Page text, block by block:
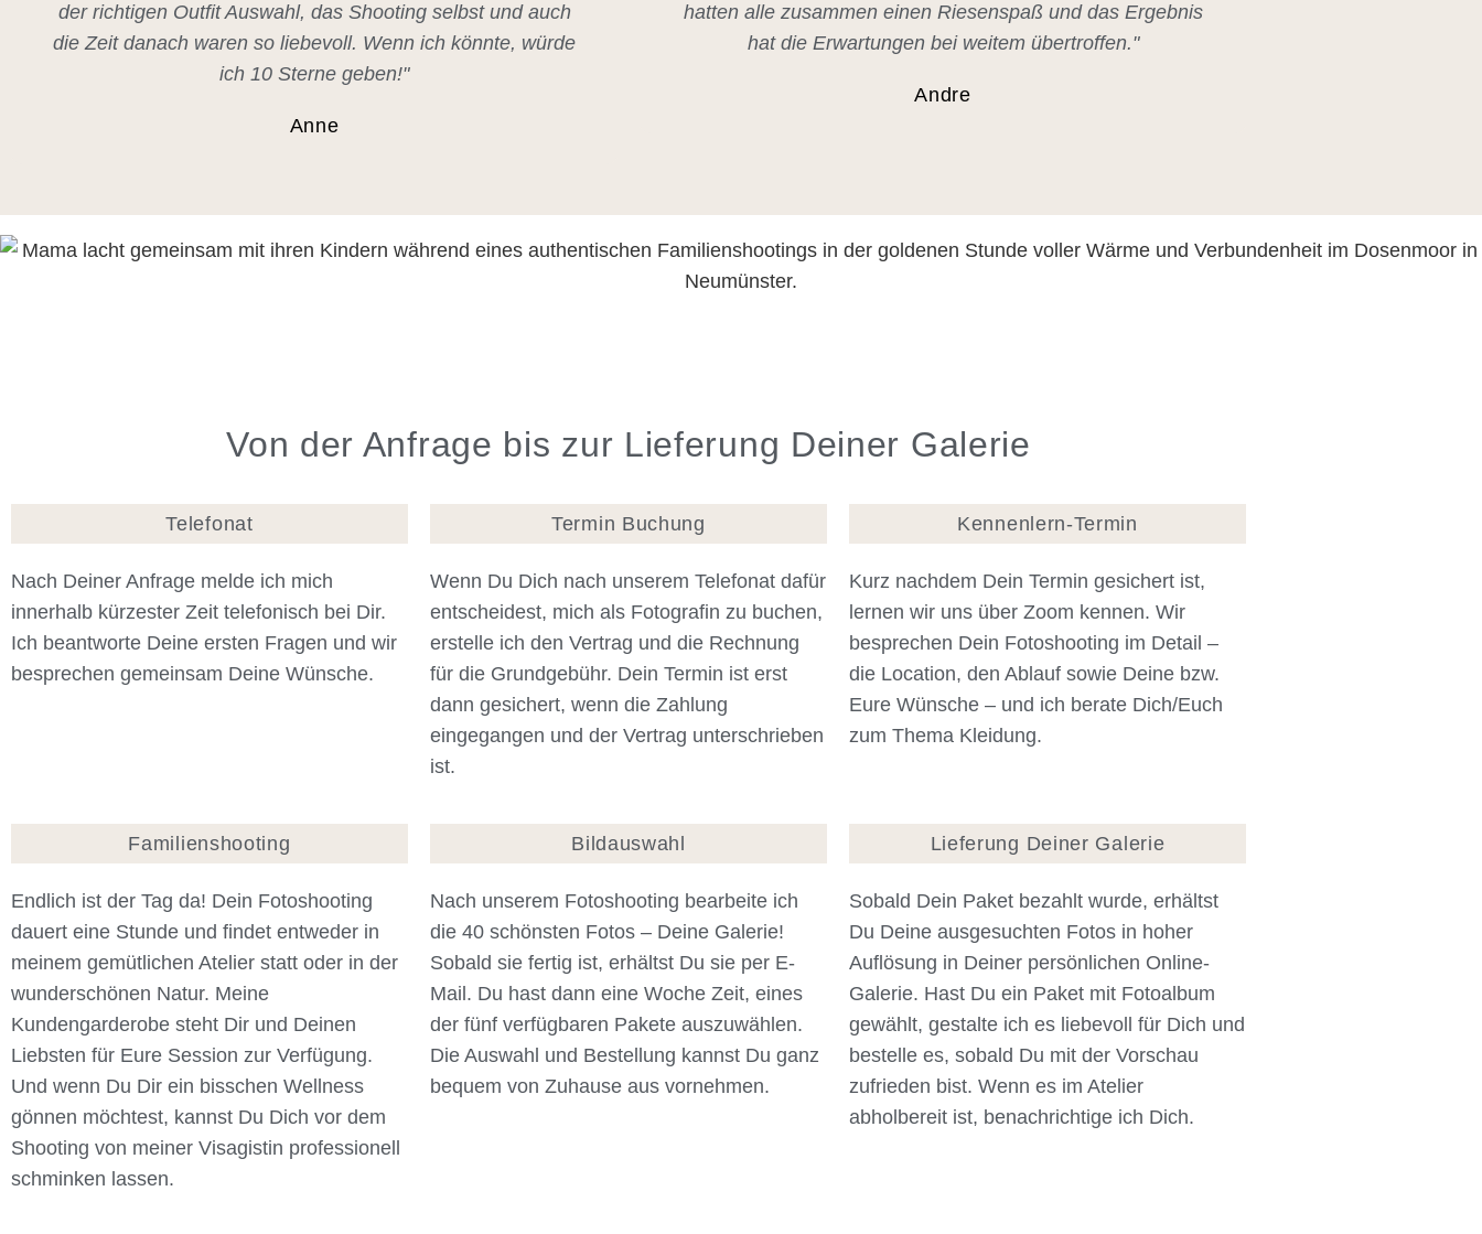
der richtigen Outfit Auswahl, das Shooting selbst und auch
die Zeit danach waren so liebevoll. Wenn ich könnte, würde
ich 10 Sterne geben!"
Anne
hatten alle zusammen einen Riesenspaß und das Ergebnis
hat die Erwartungen bei weitem übertroffen."
Andre
Von der Anfrage bis zur Lieferung Deiner Galerie
Telefonat
Nach Deiner Anfrage melde ich mich
innerhalb kürzester Zeit telefonisch bei Dir.
Ich beantworte Deine ersten Fragen und wir
besprechen gemeinsam Deine Wünsche.
Termin Buchung
Wenn Du Dich nach unserem Telefonat dafür
entscheidest, mich als Fotografin zu buchen,
erstelle ich den Vertrag und die Rechnung
für die Grundgebühr. Dein Termin ist erst
dann gesichert, wenn die Zahlung
eingegangen und der Vertrag unterschrieben
ist.
Kennenlern-Termin
Kurz nachdem Dein Termin gesichert ist,
lernen wir uns über Zoom kennen. Wir
besprechen Dein Fotoshooting im Detail –
die Location, den Ablauf sowie Deine bzw.
Eure Wünsche – und ich berate Dich/Euch
zum Thema Kleidung.
Familienshooting
Endlich ist der Tag da! Dein Fotoshooting
dauert eine Stunde und findet entweder in
meinem gemütlichen Atelier statt oder in der
wunderschönen Natur. Meine
Kundengarderobe steht Dir und Deinen
Liebsten für Eure Session zur Verfügung.
Und wenn Du Dir ein bisschen Wellness
gönnen möchtest, kannst Du Dich vor dem
Shooting von meiner Visagistin professionell
schminken lassen.
Bildauswahl
Nach unserem Fotoshooting bearbeite ich
die 40 schönsten Fotos – Deine Galerie!
Sobald sie fertig ist, erhältst Du sie per E-
Mail. Du hast dann eine Woche Zeit, eines
der fünf verfügbaren Pakete auszuwählen.
Die Auswahl und Bestellung kannst Du ganz
bequem von Zuhause aus vornehmen.
Lieferung Deiner Galerie
Sobald Dein Paket bezahlt wurde, erhältst
Du Deine ausgesuchten Fotos in hoher
Auflösung in Deiner persönlichen Online-
Galerie. Hast Du ein Paket mit Fotoalbum
gewählt, gestalte ich es liebevoll für Dich und
bestelle es, sobald Du mit der Vorschau
zufrieden bist. Wenn es im Atelier
abholbereit ist, benachrichtige ich Dich.